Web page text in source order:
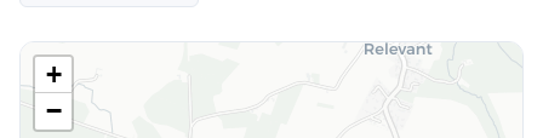
+
−